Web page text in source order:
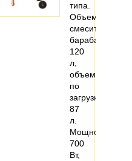
типа.
Объем
смесительного
барабана
120
л,
объем
по
загрузке
87
л.
Мощность
700
Вт,